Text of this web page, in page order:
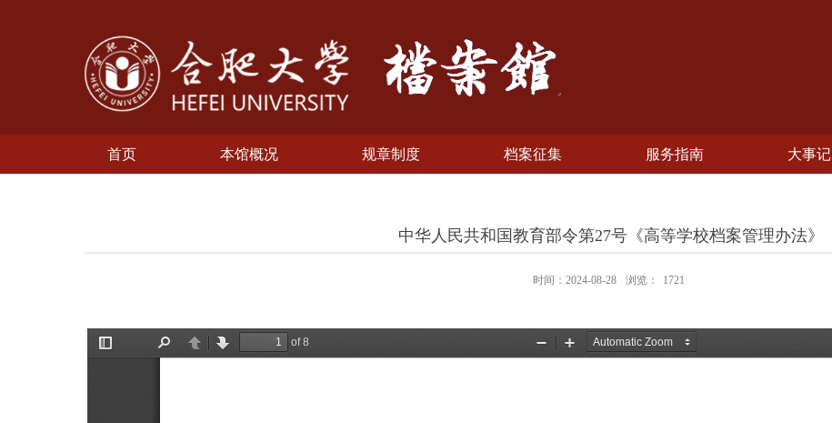
首页 本馆概况 规章制度 档案征集 服务指南 大事记
中华人民共和国教育部令第27号《高等学校档案管理办法》
时间：2024-08-28 浏览： 1721